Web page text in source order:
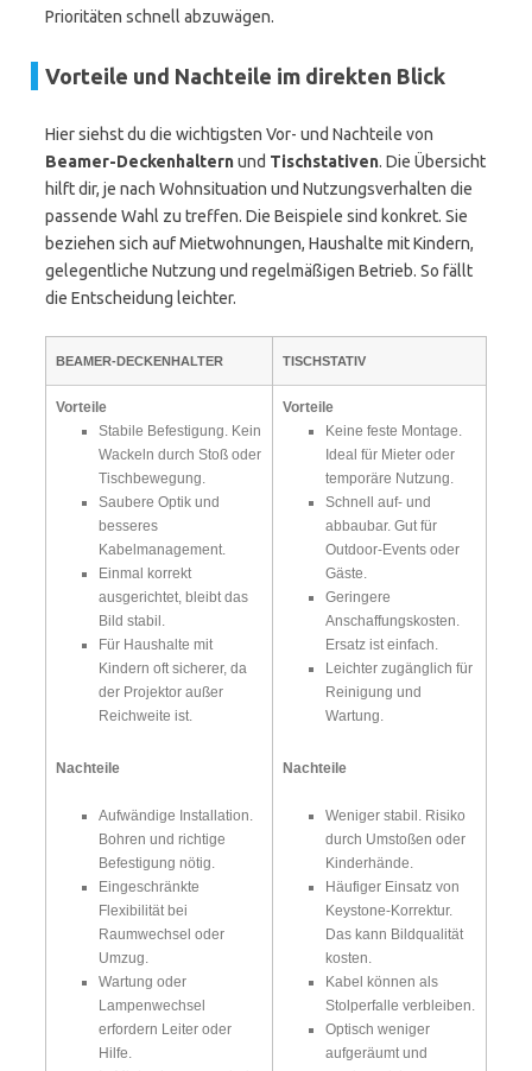
Prioritäten schnell abzuwägen.
Vorteile und Nachteile im direkten Blick
Hier siehst du die wichtigsten Vor- und Nachteile von
Beamer-Deckenhalternund Tischstativen. Die Übersicht
hilft dir, je nach Wohnsituation und Nutzungsverhalten die
passende Wahl zu treffen. Die Beispiele sind konkret. Sie
beziehen sich auf Mietwohnungen, Haushalte mit Kindern,
gelegentliche Nutzung und regelmäßigen Betrieb. So fällt
die Entscheidung leichter.
BEAMER-DECKENHALTER TISCHSTATIV
Vorteile
Stabile Befestigung. Kein
Wackeln durch Stoß oder
Tischbewegung.
Saubere Optik und
besseres
Kabelmanagement.
Einmal korrekt
ausgerichtet, bleibt das
Bild stabil.
Für Haushalte mit
Kindern oft sicherer, da
der Projektor außer
Reichweite ist.
Nachteile
Aufwändige Installation.
Bohren und richtige
Befestigung nötig.
Eingeschränkte
Flexibilität bei
Raumwechsel oder
Umzug.
Wartung oder
Lampenwechsel
erfordern Leiter oder
Hilfe.
Vorteile
Keine feste Montage.
Ideal für Mieter oder
temporäre Nutzung.
Schnell auf- und
abbaubar. Gut für
Outdoor-Events oder
Gäste.
Geringere
Anschaffungskosten.
Ersatz ist einfach.
Leichter zugänglich für
Reinigung und
Wartung.
Nachteile
Weniger stabil. Risiko
durch Umstoßen oder
Kinderhände.
Häufiger Einsatz von
Keystone-Korrektur.
Das kann Bildqualität
kosten.
Kabel können als
Stolperfalle verbleiben.
Optisch weniger
aufgeräumt und